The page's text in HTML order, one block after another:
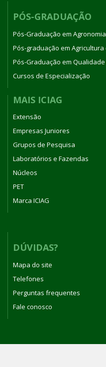
PÓS-GRADUAÇÃO
Pós-Graduação em Agronomia
Pós-graduação em
Pós-Graduação em
Cursos de Especialização
MAIS ICIAG
Extensão
Empresas Juniores
Grupos de Pesquisa
Laboratórios e Fazendas
Núcleos
PET
Marca ICIAG
DÚVIDAS?
Mapa do site
Telefones
Perguntas frequentes
Fale conosco